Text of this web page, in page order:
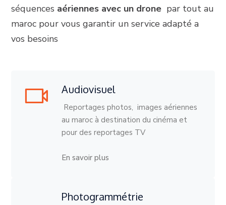
séquences aériennes avec un drone par tout au
maroc pour vous garantir un service adapté a
vos besoins
Audiovisuel
Reportages photos, images aériennes
au maroc à destination du cinéma et
pour des reportages TV
En savoir plus
Photogrammétrie